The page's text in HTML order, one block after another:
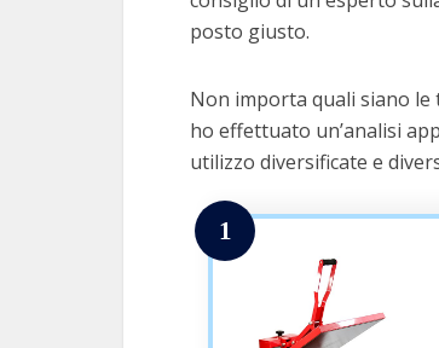
posto giusto.
Non importa quali siano
ho effettuato un’analisi
utilizzo diversificate e
1